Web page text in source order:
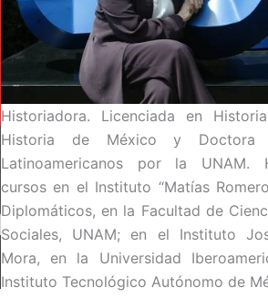
Historiadora. Licenciada en
Historia de México y Doctora
Latinoamericanos por la UNAM.
cursos en el Instituto “Matías
Diplomáticos, en la Facultad de
Sociales, UNAM; en el Instituto
Mora, en la Universidad
Instituto Tecnológico Autónomo de